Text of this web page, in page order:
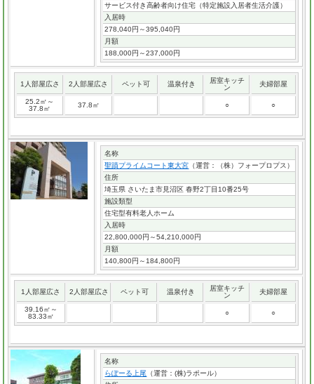
サービス付き高齢者向け住宅（特定施設入居者生活介護）
入居時
278,040円～395,040円
月額
188,000円～237,000円
1人部屋広さ 2人部屋広さ ペット可 温泉付き
居室キッチ
ン
夫婦部屋
25.2㎡～
37.8㎡
37.8㎡ ○ ○
名称
聖蹟プライムコート東大宮 （運営：（株）フォープロプス）
住所
埼玉県 さいたま市見沼区 春野2丁目10番25号
施設類型
住宅型有料老人ホーム
入居時
22,800,000円～54,210,000円
月額
140,800円～184,800円
1人部屋広さ 2人部屋広さ ペット可 温泉付き
居室キッチ
ン
夫婦部屋
39.16㎡～
83.33㎡
○ ○
名称
らぽーる上尾
（運営：(株)ラポール）